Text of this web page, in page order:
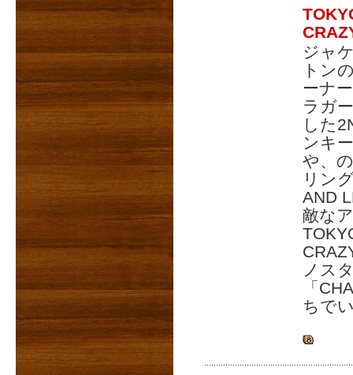
ジャ
トン
ーナ
ラガ
した
ンキ
や、
リン
AND
敵な
ノス
「
ちで